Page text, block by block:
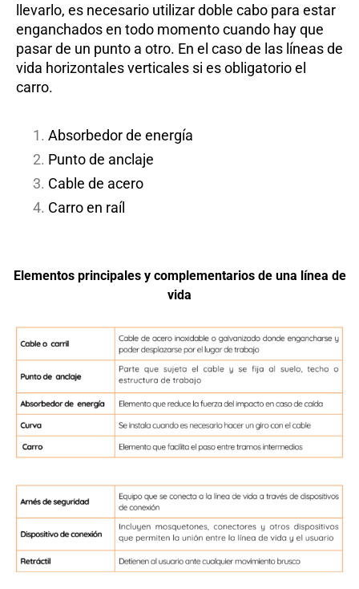
llevarlo, es necesario utilizar doble cabo para estar
enganchados en todo momento cuando hay que
pasar de un punto a otro. En el caso de las líneas de
vida horizontales verticales si es obligatorio el
carro.
Absorbedor de energía
Punto de anclaje
Cable de acero
Carro en raíl
Elementos principales y complementarios de una línea de
vida